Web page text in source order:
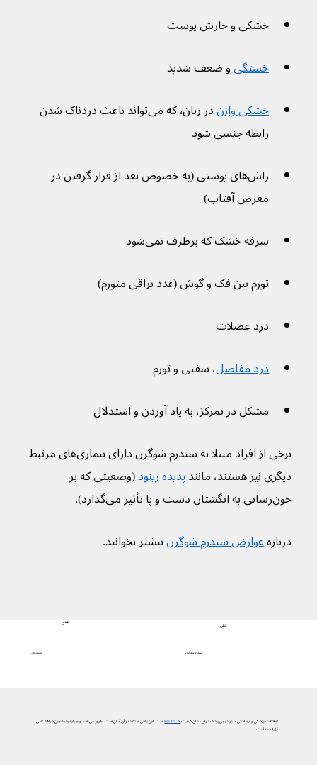
خشکی و خارش پوست
خستگی و ضعف شدید
خشکی واژن
در زنان٬ که می‌تواند باعث دردناک شدن
رابطه جنسی شود
راش‌های پوستی (به خصوص بعد از قرار گرفتن در
معرض آفتاب)
سرفه خشک که برطرف نمی‌شود
تورم بین فک و گوش (غدد بزاقی متورم)
درد عضلات
درد مفاصل، سفتی و تورم
مشکل در تمرکز، به یاد آوردن و استدلال
برخی از افراد مبتلا به سندرم شوگرن دارای بیماری‌های مرتبط
دیگری نیز هستند، مانند پدیده رینود (وضعیتی که بر
خون‌رسانی به انگشتان دست و پا تأثیر می‌گذارد).
درباره عوارض سندرم شوگرن بیشتر بخوانید.
تشخیص
بعدی
سندرم شوگرن
قبلی
اطلاعات پزشکی و بهداشتی ما در دیجی‌پزشک دارای نشان کیفیتPIF TICKاست. این یعنی استفاده از آن آسان است، به‌روز می‌باشد و بر پایه جدیدترین شواهد علمی
تهیه شده است.